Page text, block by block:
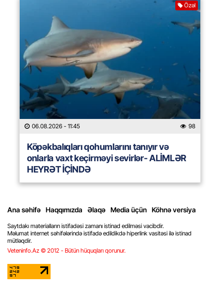
Özəl
06.08.2026 - 11:45 98
Köpəkbalıqları qohumlarını tanıyır və
onlarla vaxt keçirməyi sevirlər- ALİMLƏR
HEYRƏT İÇİNDƏ
Ana səhifə Haqqımızda Əlaqə Media üçün Köhnə versiya
Saytdakı materialların istifadəsi zamanı istinad edilməsi vacibdir.
Məlumat internet səhifələrində istifadə edildikdə hiperlink vasitəsi ilə istinad
mütləqdir.
Veteninfo.Az © 2012 - Bütün hüquqları qorunur.